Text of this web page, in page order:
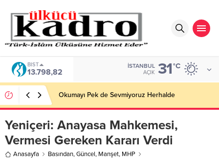
BIST
13.798,82
İSTANBUL
AÇIK 31°C
Okumayı Pek de Sevmiyoruz Herhalde
Yeniçeri: Anayasa Mahkemesi,
Vermesi Gereken Kararı Verdi
Anasayfa Basından,Güncel, Manşet, MHP